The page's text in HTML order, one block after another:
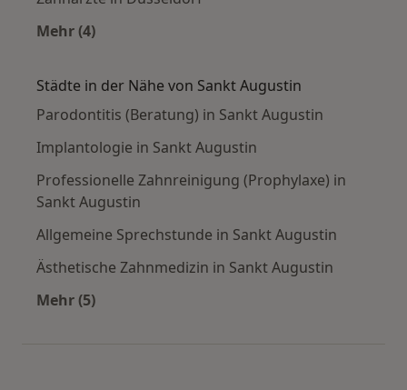
Mehr (4)
Städte in der Nähe von Sankt Augustin
Parodontitis (Beratung) in Sankt Augustin
Implantologie in Sankt Augustin
Professionelle Zahnreinigung (Prophylaxe) in
Sankt Augustin
Allgemeine Sprechstunde in Sankt Augustin
Ästhetische Zahnmedizin in Sankt Augustin
Mehr (5)